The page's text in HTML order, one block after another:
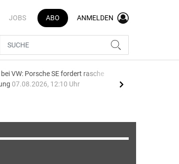
JOBS ABO ANMELDEN
VW: Porsche SE fordert rasche
07.08.2026, 12:10 Uhr